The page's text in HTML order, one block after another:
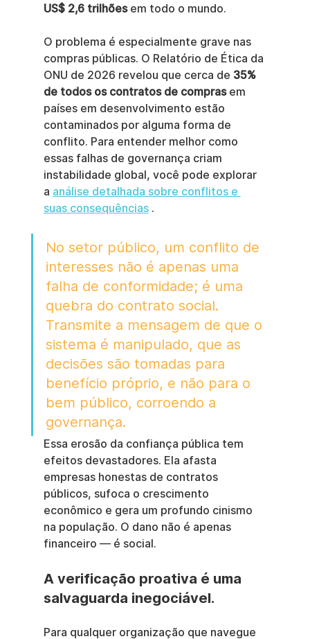
US$ 2,6 trilhões em todo o mundo.
O problema é especialmente grave nas
compras públicas. O Relatório de Ética da
ONU de 2026 revelou que cerca de 35%
de todos os contratos de compras em
países em desenvolvimento estão
contaminados por alguma forma de
conflito. Para entender melhor como
essas falhas de governança criam
instabilidade global, você pode explorar
a análise detalhada sobre conflitos e
suas consequências .
No setor público, um conflito de
interesses não é apenas uma
falha de conformidade; é uma
quebra do contrato social.
Transmite a mensagem de que o
sistema é manipulado, que as
decisões são tomadas para
benefício próprio, e não para o
bem público, corroendo a
governança.
Essa erosão da confiança pública tem
efeitos devastadores. Ela afasta
empresas honestas de contratos
públicos, sufoca o crescimento
econômico e gera um profundo cinismo
na população. O dano não é apenas
financeiro — é social.
A verificação proativa é uma
salvaguarda inegociável.
Para qualquer organização que navegue